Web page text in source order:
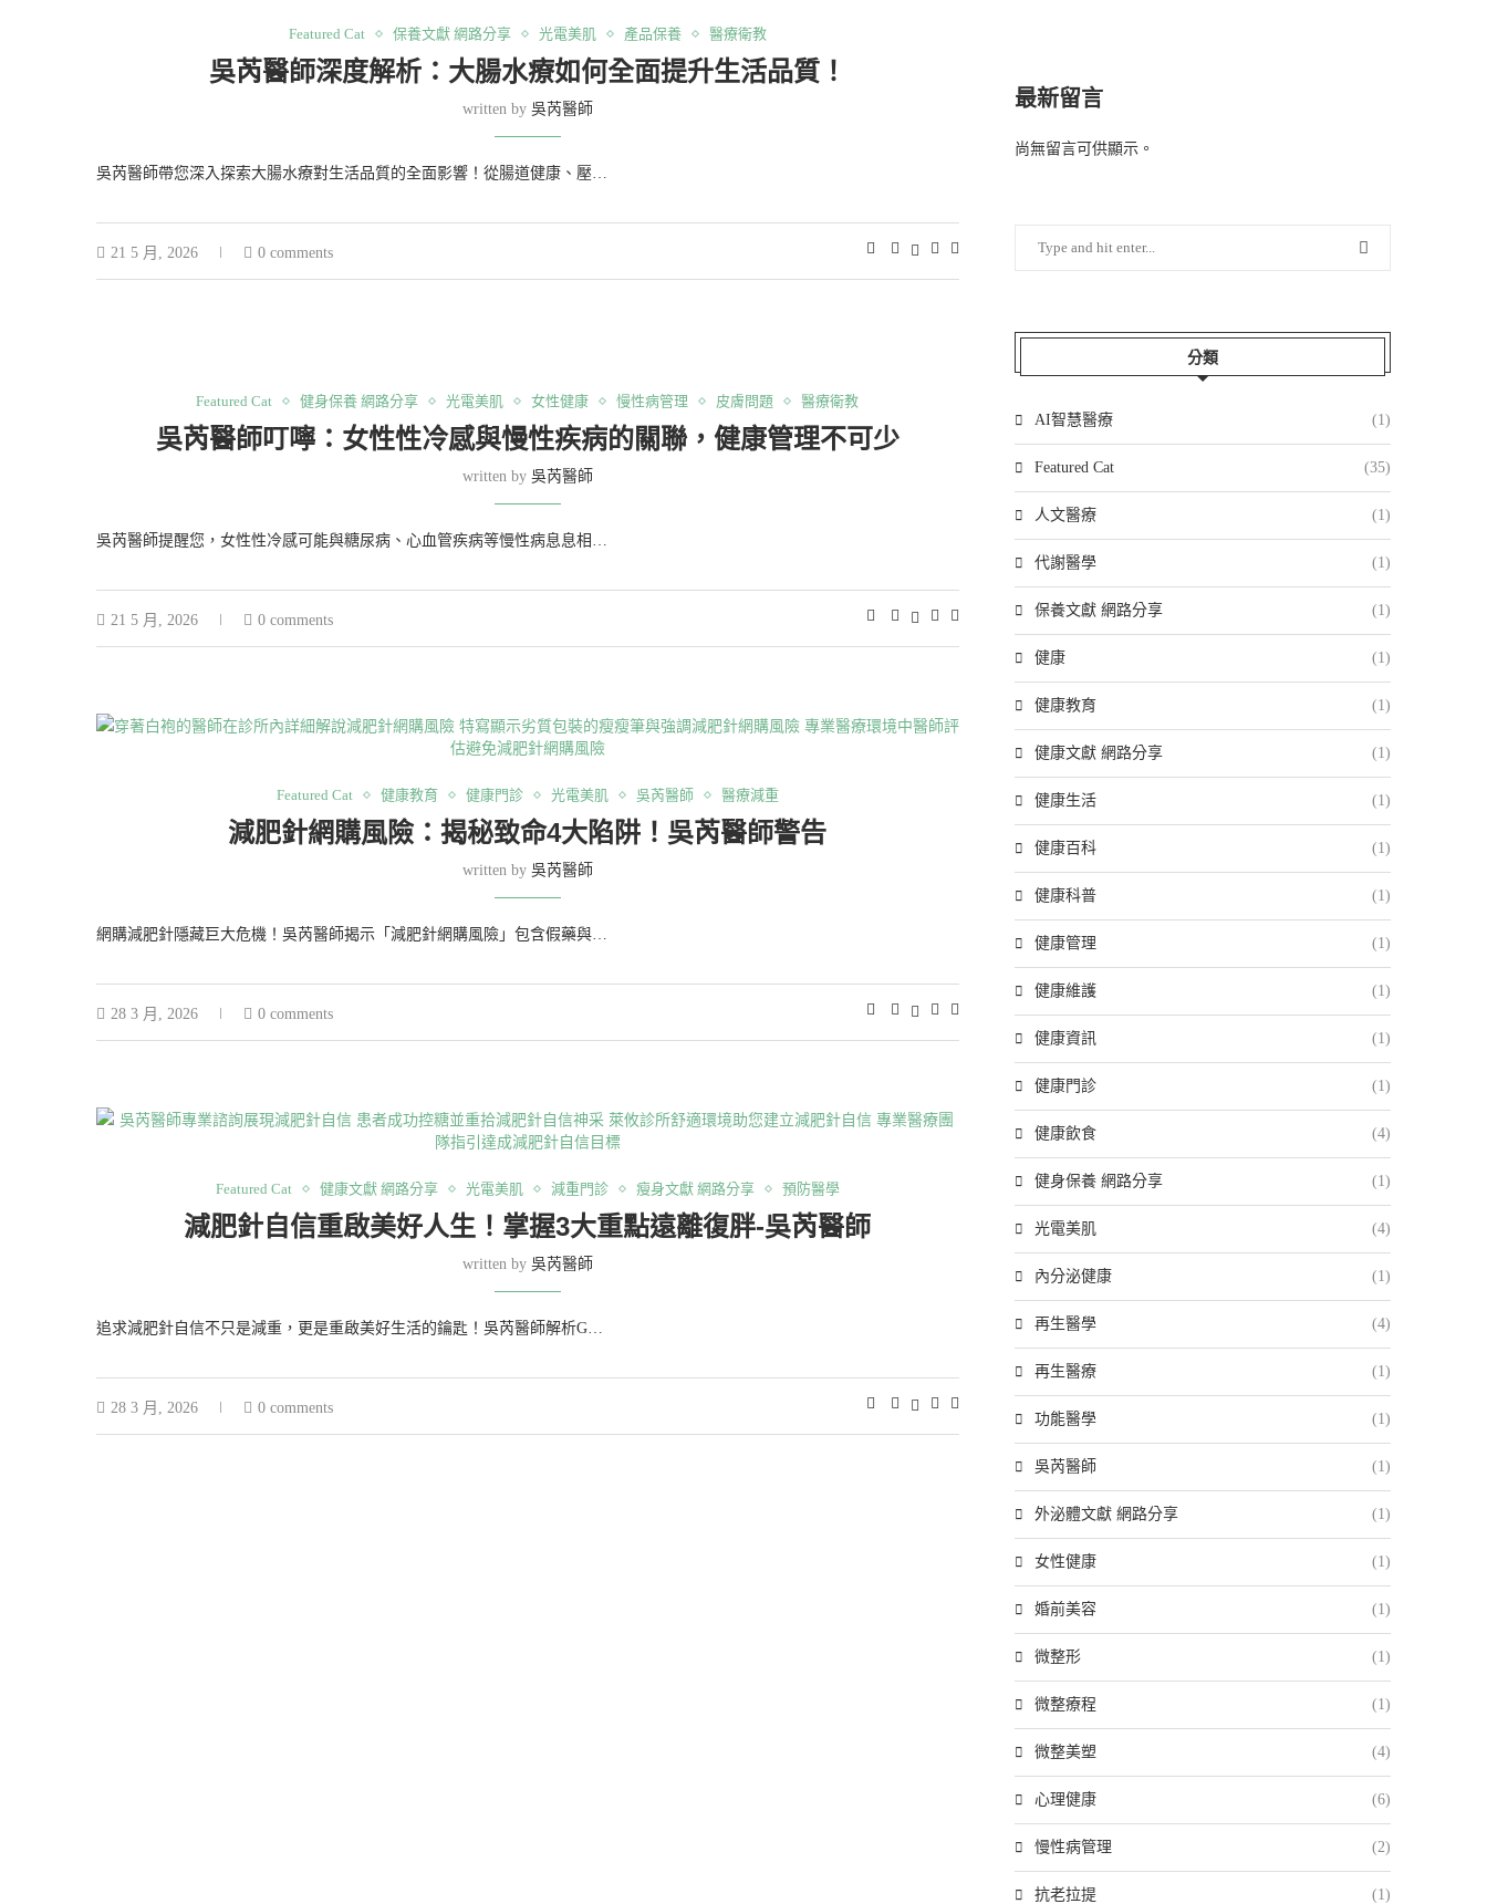
Featured Cat 保養文獻 網路分享 光電美肌 產品保養 醫療衛教
吳芮醫師深度解析：大腸水療如何全面提升生活品質！
written by 吳芮醫師
吳芮醫師帶您深入探索大腸水療對生活品質的全面影響！從腸道健康、壓…
21 5 月, 2026 0 comments
Featured Cat 健身保養 網路分享 光電美肌 女性健康 慢性病管理 皮膚問題 醫療衛教
吳芮醫師叮嚀：女性性冷感與慢性疾病的關聯，健康管理不可少
written by 吳芮醫師
吳芮醫師提醒您，女性性冷感可能與糖尿病、心血管疾病等慢性病息息相…
21 5 月, 2026 0 comments
Featured Cat 健康教育 健康門診 光電美肌 吳芮醫師 醫療減重
減肥針網購風險：揭秘致命4大陷阱！吳芮醫師警告
written by 吳芮醫師
網購減肥針隱藏巨大危機！吳芮醫師揭示「減肥針網購風險」包含假藥與…
28 3 月, 2026 0 comments
Featured Cat 健康文獻 網路分享 光電美肌 減重門診 瘦身文獻 網路分享 預防醫學
減肥針自信重啟美好人生！掌握3大重點遠離復胖-吳芮醫師
written by 吳芮醫師
追求減肥針自信不只是減重，更是重啟美好生活的鑰匙！吳芮醫師解析G…
28 3 月, 2026 0 comments
最新留言
尚無留言可供顯示。
分類
AI智慧醫療 (1)
Featured Cat (35)
人文醫療 (1)
代謝醫學 (1)
保養文獻 網路分享 (1)
健康 (1)
健康教育 (1)
健康文獻 網路分享 (1)
健康生活 (1)
健康百科 (1)
健康科普 (1)
健康管理 (1)
健康維護 (1)
健康資訊 (1)
健康門診 (1)
健康飲食 (4)
健身保養 網路分享 (1)
光電美肌 (4)
內分泌健康 (1)
再生醫學 (4)
再生醫療 (1)
功能醫學 (1)
吳芮醫師 (1)
外泌體文獻 網路分享 (1)
女性健康 (1)
婚前美容 (1)
微整形 (1)
微整療程 (1)
微整美塑 (4)
心理健康 (6)
慢性病管理 (2)
抗老拉提 (1)